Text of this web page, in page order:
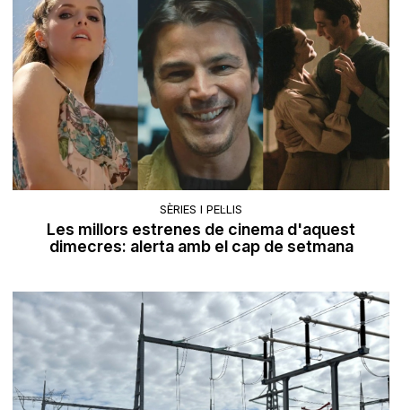
SÈRIES I PEL·LIS
Les millors estrenes de cinema d'aquest
dimecres: alerta amb el cap de setmana